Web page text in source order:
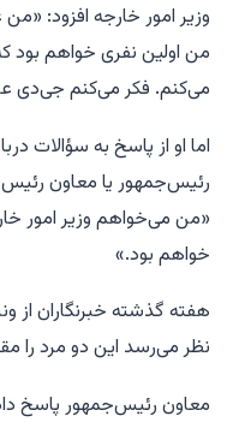
وزیر امور خارجه افزود:
من اولین نفری خواهم بود
می‌کنم. فکر می‌کنم جی‌دی
اما او از پاسخ به سؤالات
رئیس‌جمهور یا معاون
«من می‌خواهم وزیر امور
خواهم بود.»
هفته گذشته خبرنگاران از
نظر می‌رسد این دو مرد را
معاون رئیس‌جمهور پاسخ داد